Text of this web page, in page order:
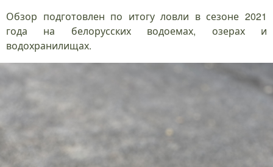
Обзор подготовлен по итогу ловли в сезоне 2021
года на белорусских водоемах, озерах и
водохранилищах.